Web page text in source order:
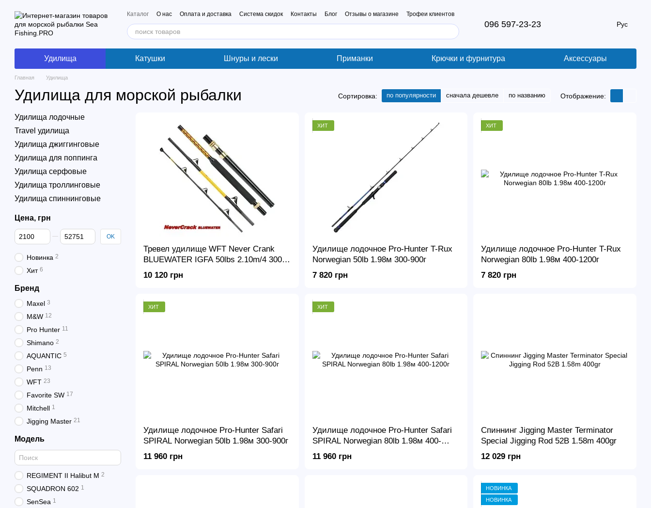
Каталог О нас Оплата и доставка Система скидок Контакты Блог Отзывы о магазине Трофеи клиентов
096 597-23-23 Рус
Удилища Катушки Шнуры и лески Приманки Крючки и фурнитура Аксессуары
Главная Удилища
Удилища для морской рыбалки Сортировка: по популярности сначала дешевле по названию Отображение:
Тревел удилище WFT Never Crank
BLUEWATER IGFA 50lbs 2.10m/4 300-
900г
10 120 грн
ХИТ
Удилище лодочное Pro-Hunter T-Rux
Norwegian 50lb 1.98м 300-900г
7 820 грн
ХИТ
Удилище лодочное Pro-Hunter T-Rux
Norwegian 80lb 1.98м 400-1200г
7 820 грн
ХИТ
Удилище лодочное Pro-Hunter Safari
SPIRAL Norwegian 50lb 1.98м 300-900г
11 960 грн
ХИТ
Удилище лодочное Pro-Hunter Safari
SPIRAL Norwegian 80lb 1.98м 400-
1200г
11 960 грн
Спиннинг Jigging Master Terminator
Special Jigging Rod 52B 1.58m 400gr
12 029 грн
НОВИНКА
НОВИНКА
Удилища лодочные
Travel удилища
Удилища джиггинговые
Удилища для поппинга
Удилища серфовые
Удилища троллинговые
Удилища спиннинговые
Цена, грн
От Цена, грн
До Цена, грн OK
Новинка 2
Хит 6
Бренд
Maxel 3
M&W 12
Pro Hunter 11
Shimano 2
AQUANTIC 5
Penn 13
WFT 23
Favorite SW 17
Mitchell 1
Jigging Master 21
Модель
REGIMENT II Halibut M 2
SQUADRON 602 1
SenSea 1